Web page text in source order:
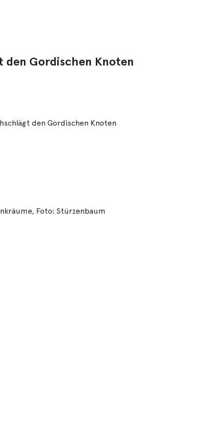
Gordischen Knoten
den Gordischen Knoten
Foto: Stürzenbaum